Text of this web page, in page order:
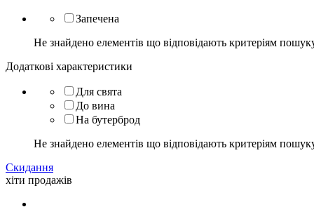
Запечена
Не знайдено елементів що відповідають критеріям
Додаткові характеристики
Для свята
До вина
На бутерброд
Не знайдено елементів що відповідають критеріям
Скидання
хіти продажів